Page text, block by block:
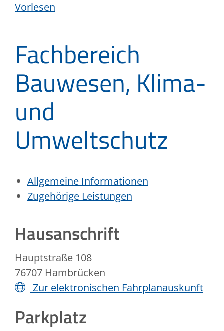
Vorlesen
Fachbereich
Bauwesen, Klima-
und
Umweltschutz
Allgemeine Informationen
Zugehörige Leistungen
Hausanschrift
Hauptstraße 108
76707 Hambrücken
Zur elektronischen Fahrplanauskunft
Parkplatz